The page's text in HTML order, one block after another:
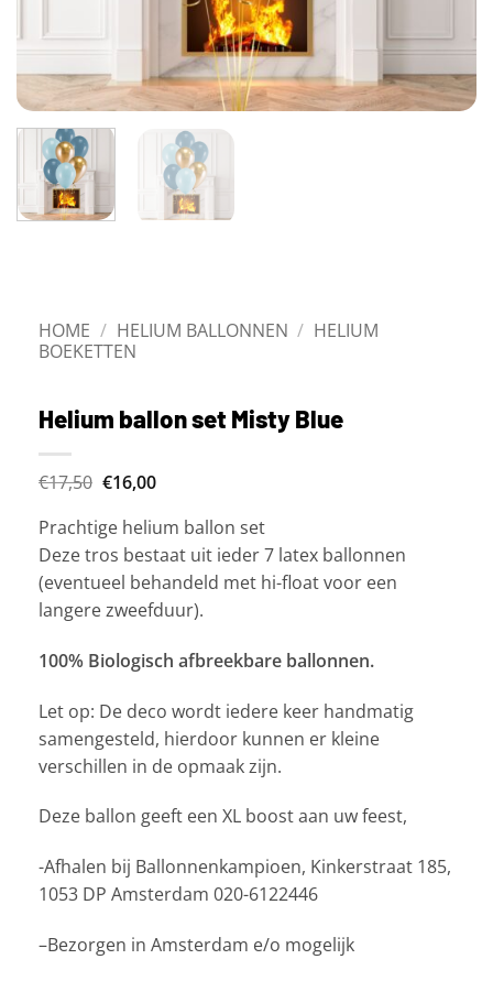
HOME / HELIUM BALLONNEN / HELIUM
BOEKETTEN
Helium ballon set Misty Blue
€17,50 Oorspronkelijke
prijs
was:
€17,50.
€16,00Huidige
€16,00.
Prachtige helium ballon set
Deze tros bestaat uit ieder 7 latex ballonnen
(eventueel behandeld met hi-float voor een
langere zweefduur).
100% Biologisch afbreekbare ballonnen.
Let op: De deco wordt iedere keer handmatig
samengesteld, hierdoor kunnen er kleine
verschillen in de opmaak zijn.
Deze ballon geeft een XL boost aan uw feest,
-Afhalen bij Ballonnenkampioen, Kinkerstraat 185,
1053 DP Amsterdam 020-6122446
–Bezorgen in Amsterdam e/o mogelijk